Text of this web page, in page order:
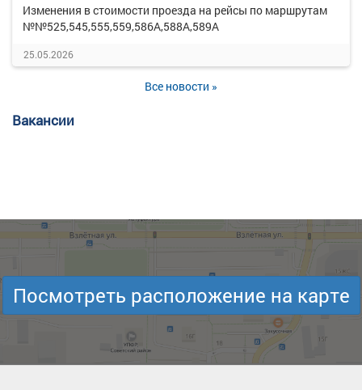
Изменения в стоимости проезда на рейсы по маршрутам
№№525,545,555,559,586А,588А,589А
25.05.2026
Все новости »
Вакансии
Посмотреть расположение на карте